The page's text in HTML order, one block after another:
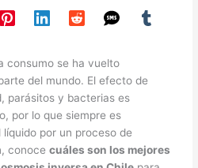
consumo se ha vuelto
del mundo. El efecto de
parásitos y bacterias es
por lo que siempre es
por un proceso de
conocecuáles son los mejores